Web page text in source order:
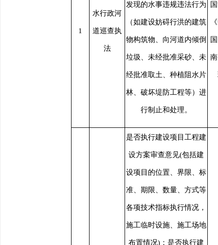
1
水行政河
道巡查执
法
发现的水事违规违法行为
（如建设妨碍行洪的建筑
物构筑物、向河道内倾倒
垃圾、未经批准采砂、未
经批准取土、种植阻水片
林、破坏堤防工程等）进
行制止和处理。
是否执行建设项目工程建
设方案审查意见(包括建
设项目的位置、界限、标
准、期限、数量、方式等
各项技术指标执行情况，
施工临时设施、施工场地
布置情况)；是否执行建